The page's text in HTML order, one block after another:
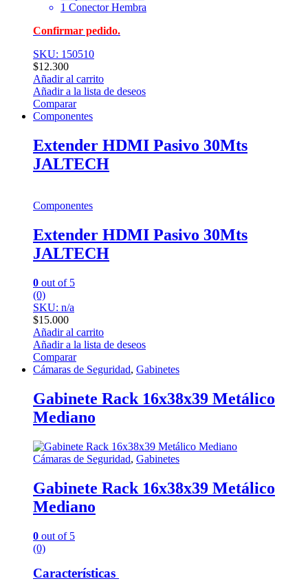
1 Conector Hembra
Confirmar pedido.
SKU: 150510
$12.300
Añadir al carrito
Añadir a la lista de deseos
Comparar
Componentes
Extender HDMI Pasivo 30Mts
JALTECH
Componentes
Extender HDMI Pasivo 30Mts
JALTECH
0 out of 5
(0)
SKU: n/a
$15.000
Añadir al carrito
Añadir a la lista de deseos
Comparar
Cámaras de Seguridad, Gabinetes
Gabinete Rack 16x38x39 Metálico
Mediano
Cámaras de Seguridad, Gabinetes
Gabinete Rack 16x38x39 Metálico
Mediano
0 out of 5
(0)
Características